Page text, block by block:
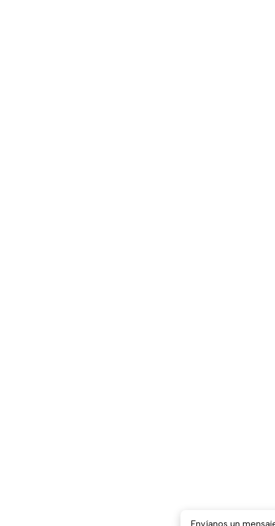
Envíanos un